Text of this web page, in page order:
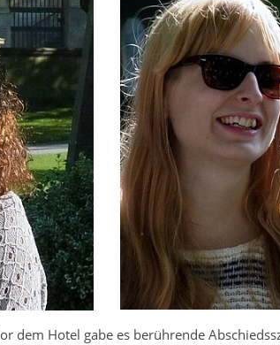
dem Hotel gabe es berührende